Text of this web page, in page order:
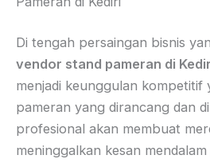
Di tengah persaingan bisnis
vendor stand pameran di
menjadi keunggulan kompetitif
pameran yang dirancang dan
profesional akan membuat
meninggalkan kesan